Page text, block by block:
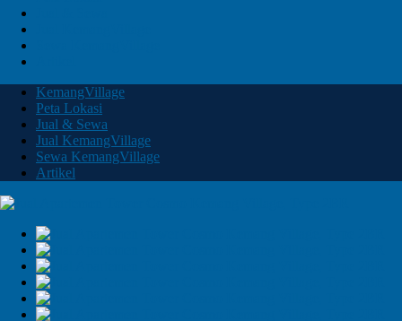
KemangVillage
Peta Lokasi
Jual & Sewa
Jual KemangVillage
Sewa KemangVillage
Artikel